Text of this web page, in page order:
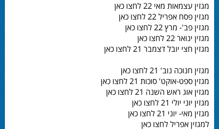
מגזין עצמאות מאי 22 לחצו כאן
מגזין פסח אפריל 22 לחצו כאן
מגזין פב'- מרץ 22 לחצו כאן
מגזין ינואר 22 לחצו כאן
מגזין חצי יובל דצמבר 21 לחצו כאן
מגזין חנוכה נוב' 21 לחצו כאן
מגזין ספט-אוקט' סוכות 21 לחצו כאן
מגזין אוג ראש השנה 21 לחצו כאן
מגזין יוני יולי 21 לחצו כאן
מגזין מאי- יוני 21 לחצו כאן
למגזין אפריל לחצו כאן